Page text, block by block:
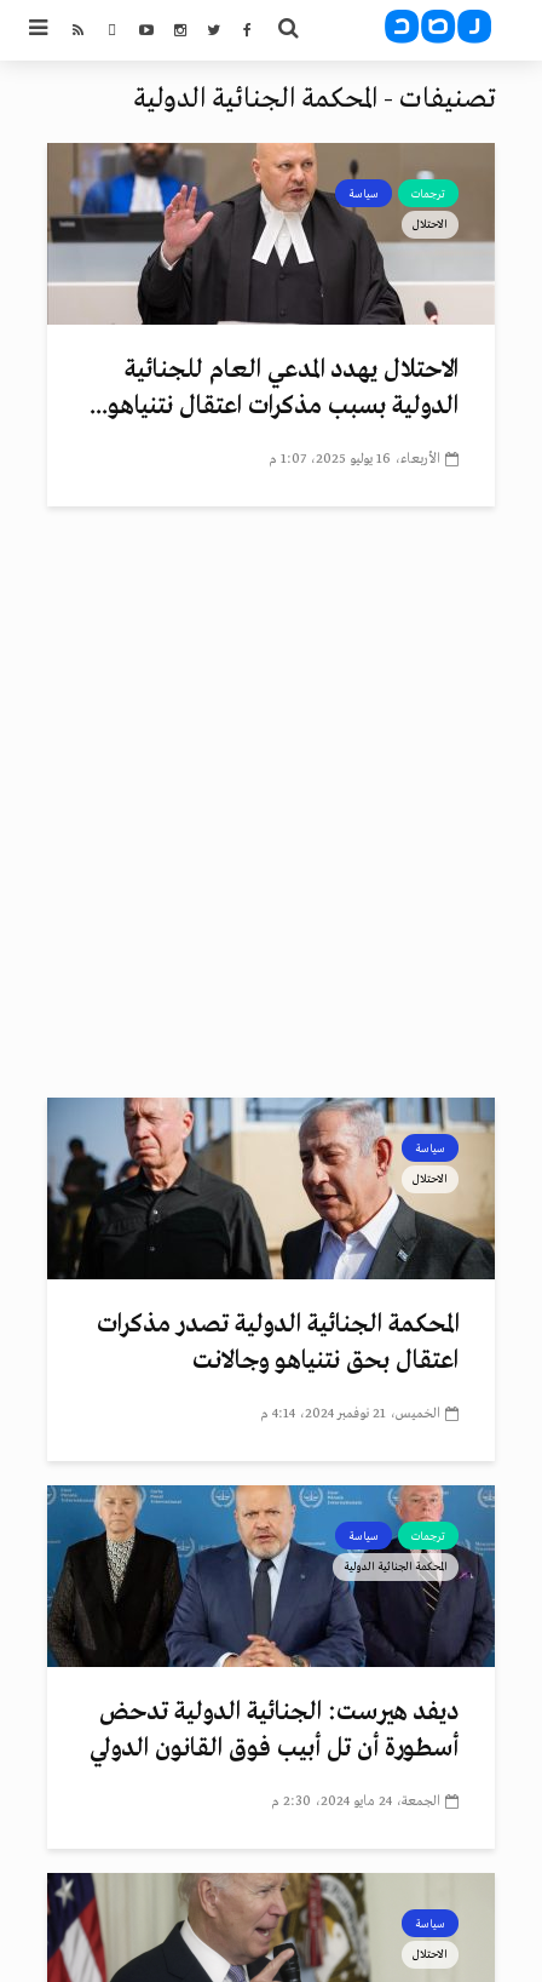
تصنيفات - المحكمة الجنائية الدولية
ترجمات سياسة
الاحتلال
الاحتلال يهدد المدعي العام للجنائية
الدولية بسبب مذكرات اعتقال نتنياهو...
الأربعاء، 16 يوليو 2025، 1:07 م
سياسة
الاحتلال
المحكمة الجنائية الدولية تصدر مذكرات
اعتقال بحق نتنياهو وجالانت
الخميس، 21 نوفمبر 2024، 4:14 م
ترجمات سياسة
المحكمة الجنائية الدولية
ديفد هيرست: الجنائية الدولية تدحض
أسطورة أن تل أبيب فوق القانون الدولي
الجمعة، 24 مايو 2024، 2:30 م
سياسة
الاحتلال